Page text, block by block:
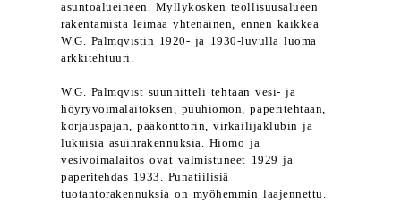
asuntoalueineen. Myllykosken teollisuusalueen
rakentamista leimaa yhtenäinen, ennen kaikkea
W.G. Palmqvistin 1920- ja 1930-luvulla luoma
arkkitehtuuri.
W.G. Palmqvist suunnitteli tehtaan vesi- ja
höyryvoimalaitoksen, puuhiomon, paperitehtaan,
korjauspajan, pääkonttorin, virkailijaklubin ja
lukuisia asuinrakennuksia. Hiomo ja
vesivoimalaitos ovat valmistuneet 1929 ja
paperitehdas 1933. Punatiilisiä
tuotantorakennuksia on myöhemmin laajennettu.